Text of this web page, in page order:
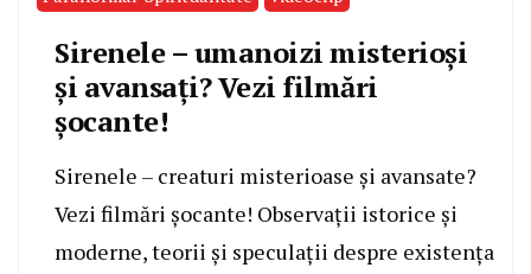
Sirenele – umanoizi misterioşi
şi avansaţi? Vezi filmări
şocante!
Sirenele – creaturi misterioase și avansate?
Vezi filmări șocante! Observații istorice și
moderne, teorii și speculații despre existența